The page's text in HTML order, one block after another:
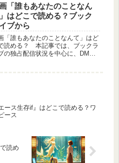
・登場人物・見どころまでまとめ
説しています。
「誰もあなたのことなん
はどこで読める？ブック
ブから
「誰もあなたのことなんて」はど
読める？ 本記事では、ブックラ
の独占配信状況を中心に、DMM
始めたい方に向けて、最も確実な
方法を丁寧にまとめています。
エース生存if』はどこで読める？ワ
ース
読め